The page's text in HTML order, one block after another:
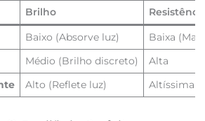
Brilho
Baixo (Absorve luz) Baixa
Médio (Brilho discreto) Alta
Alto (Reflete luz) Altíssima